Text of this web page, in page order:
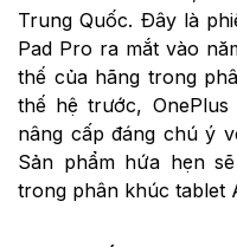
Trung Quốc. Đây là
Pad Pro ra mắt vào
thế của hãng trong
thế hệ trước,
nâng cấp đáng chú ý
Sản phẩm hứa hẹn
trong phân khúc tablet